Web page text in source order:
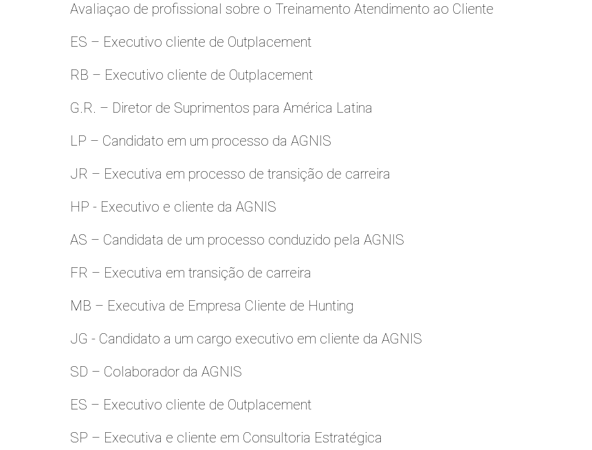
Avaliaçao de profissional sobre o Treinamento Atendimento ao Cliente
ES – Executivo cliente de Outplacement
RB – Executivo cliente de Outplacement
G.R. – Diretor de Suprimentos para América Latina
LP – Candidato em um processo da AGNIS
JR – Executiva em processo de transição de carreira
HP - Executivo e cliente da AGNIS
AS – Candidata de um processo conduzido pela AGNIS
FR – Executiva em transição de carreira
MB – Executiva de Empresa Cliente de Hunting
JG - Candidato a um cargo executivo em cliente da AGNIS
SD – Colaborador da AGNIS
ES – Executivo cliente de Outplacement
SP – Executiva e cliente em Consultoria Estratégica